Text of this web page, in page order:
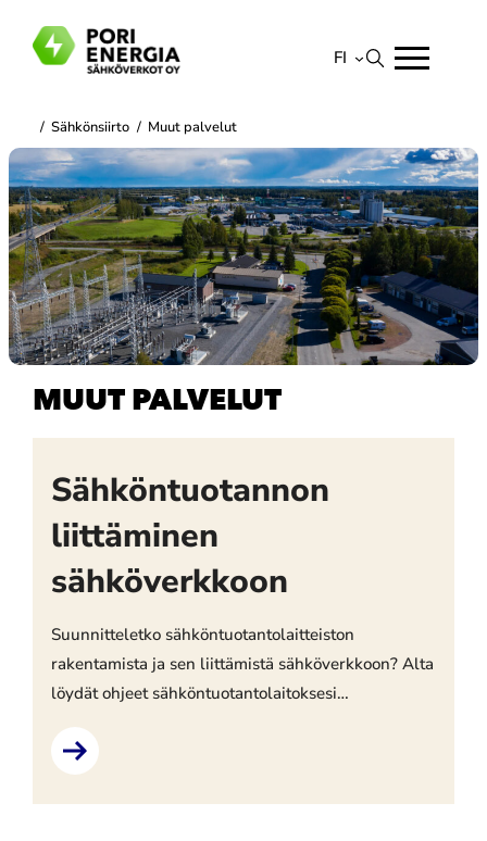
Siirry
sisältöön
FI
English
/ Sähkönsiirto / Muut palvelut
MUUT PALVELUT
Sähköntuotannon
liittäminen
sähköverkkoon
Suunnitteletko sähköntuotantolaitteiston
rakentamista ja sen liittämistä sähköverkkoon? Alta
löydät ohjeet sähköntuotantolaitoksesi
käyttöönottamiseksi.